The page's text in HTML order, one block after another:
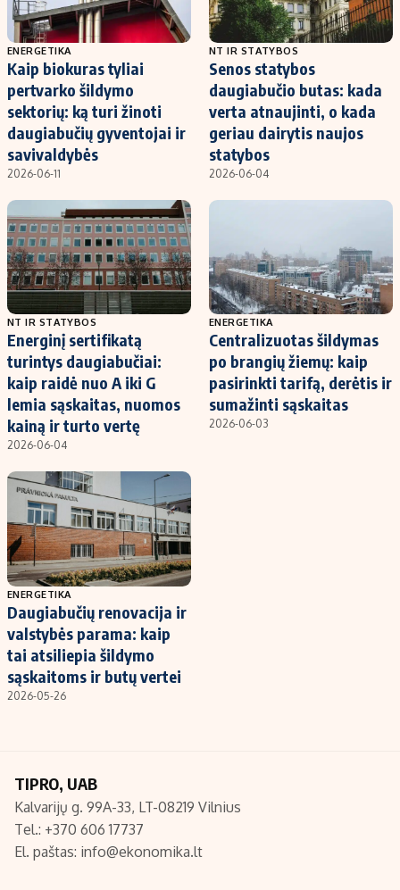
ENERGETIKA
Kaip biokuras tyliai
pertvarko šildymo
sektorių: ką turi žinoti
daugiabučių gyventojai ir
savivaldybės
2026-06-11
NT IR STATYBOS
Senos statybos
daugiabučio butas: kada
verta atnaujinti, o kada
geriau dairytis naujos
statybos
2026-06-04
NT IR STATYBOS
Energinį sertifikatą
turintys daugiabučiai:
kaip raidė nuo A iki G
lemia sąskaitas, nuomos
kainą ir turto vertę
2026-06-04
ENERGETIKA
Centralizuotas šildymas
po brangių žiemų: kaip
pasirinkti tarifą, derėtis ir
sumažinti sąskaitas
2026-06-03
ENERGETIKA
Daugiabučių renovacija ir
valstybės parama: kaip
tai atsiliepia šildymo
sąskaitoms ir butų vertei
2026-05-26
TIPRO, UAB
Kalvarijų g. 99A-33, LT-08219 Vilnius
Tel.: +370 606 17737
El. paštas: info@ekonomika.lt